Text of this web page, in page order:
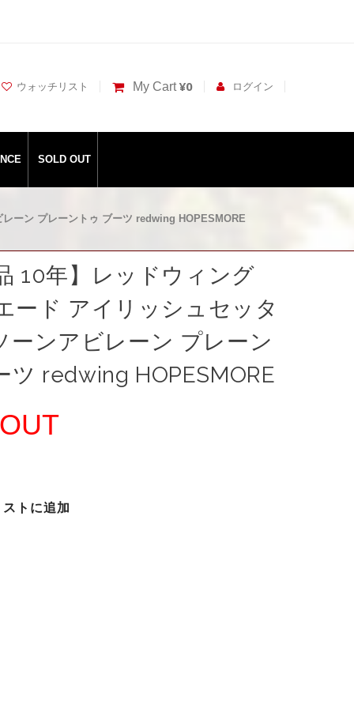
ウォッチリスト My Cart ¥0 ログイン
SOLD OUT
レーン プレーントゥ ブーツ redwing HOPESMORE
10年】レッドウィング
ード アイリッシュセッタ
ーンアビレーン プレーン
ツ redwing HOPESMORE
トに追加